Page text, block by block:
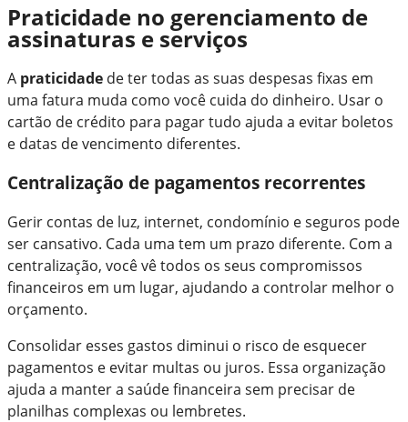
Praticidade no gerenciamento de
assinaturas e serviços
A praticidade de ter todas as suas despesas fixas em
uma fatura muda como você cuida do dinheiro. Usar o
cartão de crédito para pagar tudo ajuda a evitar boletos
e datas de vencimento diferentes.
Centralização de pagamentos recorrentes
Gerir contas de luz, internet, condomínio e seguros pode
ser cansativo. Cada uma tem um prazo diferente. Com a
centralização, você vê todos os seus compromissos
financeiros em um lugar, ajudando a controlar melhor o
orçamento.
Consolidar esses gastos diminui o risco de esquecer
pagamentos e evitar multas ou juros. Essa organização
ajuda a manter a saúde financeira sem precisar de
planilhas complexas ou lembretes.